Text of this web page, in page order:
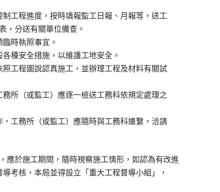
制工程進度，按時填報監工日報、月報等，送工
表，分送有關單位備查。
臨時執照事宜。
各種安全措施，以維護工地安全。
照工程圖說認真施工，並辦理工程及材料有關試
務所（或監工）應逐一檢送工務科依規定處理之
，工務所（或監工）應隨時與工務科連繫，洽請
應於施工期間，隨時視察施工情形，如認為有改進
導考核，本局並得設立「重大工程督導小組」，